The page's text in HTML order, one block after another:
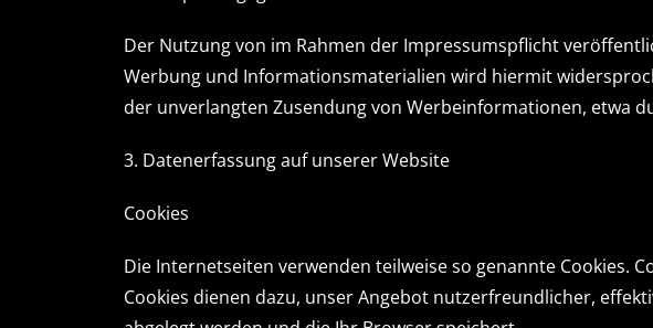
Der Nutzung von im Rahmen der Impressumspflicht
Werbung und Informationsmaterialien wird hiermit
der unverlangten Zusendung von Werbeinformationen, etwa
3. Datenerfassung auf unserer Website
Cookies
Die Internetseiten verwenden teilweise so genannte Cookies.
Cookies dienen dazu, unser Angebot nutzerfreundlicher,